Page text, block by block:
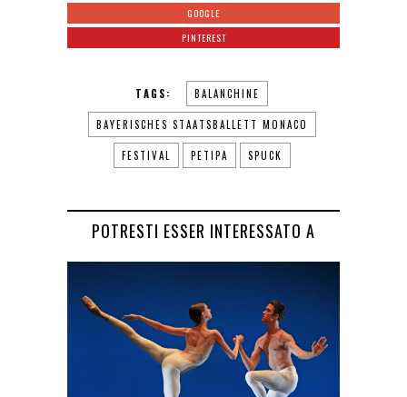
GOOGLE
PINTEREST
TAGS: BALANCHINE
BAYERISCHES STAATSBALLETT MONACO
FESTIVAL PETIPA SPUCK
POTRESTI ESSER INTERESSATO A